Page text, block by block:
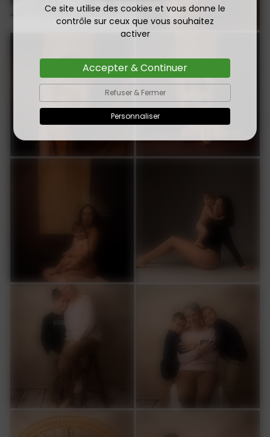
Ce site utilise des cookies et vous donne le
contrôle sur ceux que vous souhaitez
activer
Accepter & Continuer
Refuser & Fermer
Personnaliser